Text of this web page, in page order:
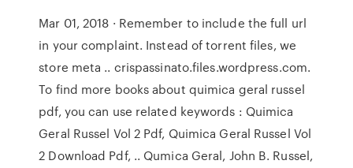
Mar 01, 2018 · Remember to include the full url
in your complaint. Instead of torrent files, we
store meta .. crispassinato.files.wordpress.com.
To find more books about quimica geral russel
pdf, you can use related keywords : Quimica
Geral Russel Vol 2 Pdf, Quimica Geral Russel Vol
2 Download Pdf, .. Qumica Geral, John B. Russel,